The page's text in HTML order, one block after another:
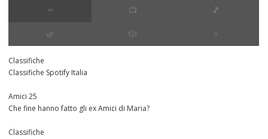
∞ 📺 🎵
🌿 🎲 ⭐️
Classifiche
Classifiche Spotify Italia
Amici 25
Che fine hanno fatto gli ex Amici di Maria?
Classifiche